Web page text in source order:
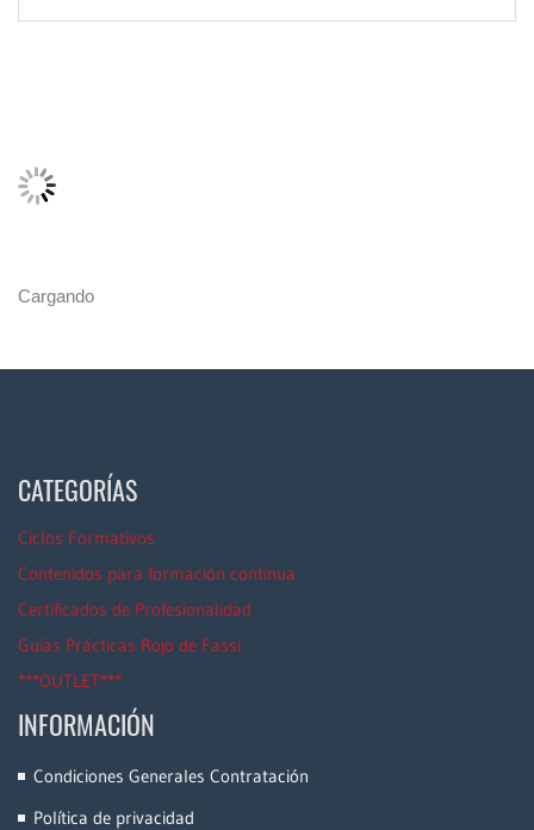
Cargando
CATEGORÍAS
Ciclos Formativos
Contenidos para formación continua
Certificados de Profesionalidad
Guías Prácticas Rojo de Fassi
***OUTLET***
INFORMACIÓN
Condiciones Generales Contratación
Política de privacidad